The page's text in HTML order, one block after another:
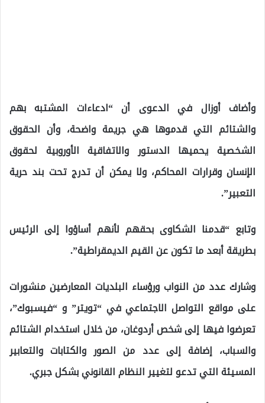
وأضاف أوزال في الدعوى أن “ادعاءات المشتبه بهم
والشتائم التي قدموها هي جريمة واضحة، وأن الحقوق
الشخصية يحميها الدستور والاتفاقية الأوروبية لحقوق
الإنسان وقرارات المحاكم، ولا يمكن أن تدرج تحت بند حرية
التعبير”.
وتابع “قدمنا الشكاوى بحقهم لأنهم أساؤوا إلى الرئيس
بطريقة أبعد ما تكون عن القيم الديمقراطية”.
وشارك عدد من النواب ورؤساء البلديات المعارضين منشورات
على مواقع التواصل الاجتماعي في “تويتر” و “فيسبوك”،
تعرضوا فيها إلى شخص أردوغان، من خلال استخدام الشتائم
والسباب، إضافة إلى عدد من الصور والكتابات والتعابير
المسيئة التي تدعو لتغيير النظام القانوني بشكل جبري.